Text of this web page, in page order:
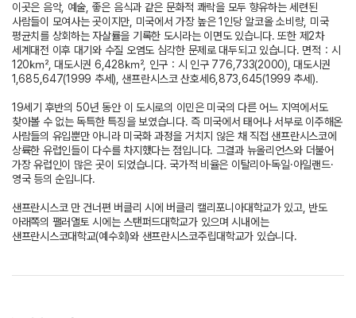
이곳은 음악, 예술, 좋은 음식과 같은 문화적 쾌락을 모두 향유하는 세련된
사람들이 모여사는 곳이지만, 미국에서 가장 높은 1인당 알코올 소비량, 미국
평균치를 상회하는 자살률을 기록한 도시라는 이면도 있습니다. 또한 제2차
세계대전 이후 대기와 수질 오염도 심각한 문제로 대두되고 있습니다. 면적：시
120㎢, 대도시권 6,428㎢, 인구：시 인구 776,733(2000), 대도시권
1,685,647(1999 추세), 샌프란시스코 산호세6,873,645(1999 추세).
19세기 후반의 50년 동안 이 도시로의 이민은 미국의 다른 어느 지역에서도
찾아볼 수 없는 독특한 특징을 보였습니다. 즉 미국에서 태어나 서부로 이주해온
사람들의 유입뿐만 아니라 미국화 과정을 거치지 않은 채 직접 샌프란시스코에
상륙한 유럽인들이 다수를 차지했다는 점입니다. 그결과 뉴올리언스와 더불어
가장 유럽인이 많은 곳이 되었습니다. 국가적 비율은 이탈리아·독일·아일랜드·
영국 등의 순입니다.
샌프란시스코 만 건너편 버클리 시에 버클리 캘리포니아대학교가 있고, 반도
아래쪽의 팰러앨토 시에는 스탠퍼드대학교가 있으며 시내에는
샌프란시스코대학교(예수회)와 샌프란시스코주립대학교가 있습니다.